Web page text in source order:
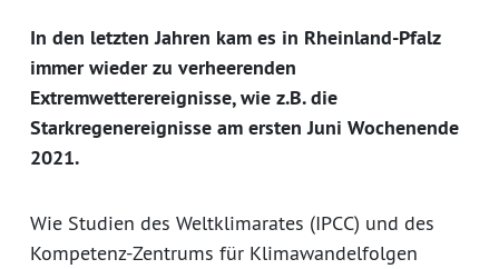
In den letzten Jahren kam es in Rheinland-Pfalz
immer wieder zu verheerenden
Extremwetterereignisse, wie z.B. die
Starkregenereignisse am ersten Juni Wochenende
2021.
Wie Studien des Weltklimarates (IPCC) und des
Kompetenz-Zentrums für Klimawandelfolgen